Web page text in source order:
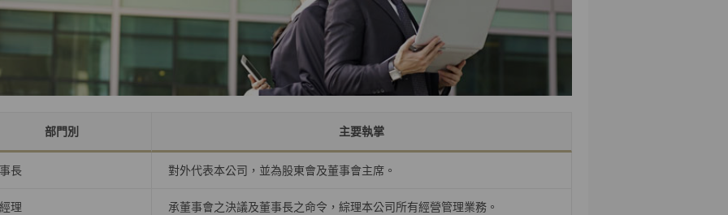
部門別 主要執掌
長 對外代表本公司，並為股東會及董事會主席。
理 承董事會之決議及董事長之命令，綜理本公司所有經營管理業務。